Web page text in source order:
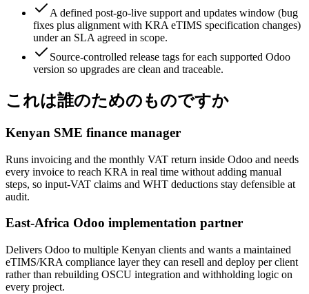
A defined post-go-live support and updates window (bug
fixes plus alignment with KRA eTIMS specification changes)
under an SLA agreed in scope.
Source-controlled release tags for each supported Odoo
version so upgrades are clean and traceable.
これは誰のためのものですか
Kenyan SME finance manager
Runs invoicing and the monthly VAT return inside Odoo and needs
every invoice to reach KRA in real time without adding manual
steps, so input-VAT claims and WHT deductions stay defensible at
audit.
East-Africa Odoo implementation partner
Delivers Odoo to multiple Kenyan clients and wants a maintained
eTIMS/KRA compliance layer they can resell and deploy per client
rather than rebuilding OSCU integration and withholding logic on
every project.